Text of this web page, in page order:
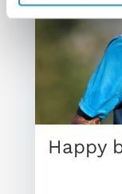
Happy